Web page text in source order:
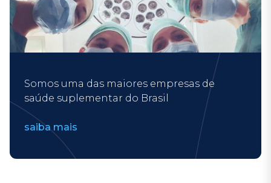
Somos uma das maiores empresas de
saúde suplementar do Brasil
saiba mais